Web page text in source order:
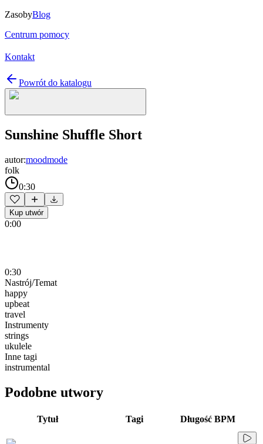
ZasobyBlog
Centrum pomocy
Kontakt
Powrót do katalogu
Sunshine Shuffle Short
autor:moodmode
folk
0:30
Kup utwór
0:00
0:30
Nastrój/Temat
happy
upbeat
travel
Instrumenty
strings
ukulele
Inne tagi
instrumental
Podobne utwory
Tytuł Tagi Długość BPM